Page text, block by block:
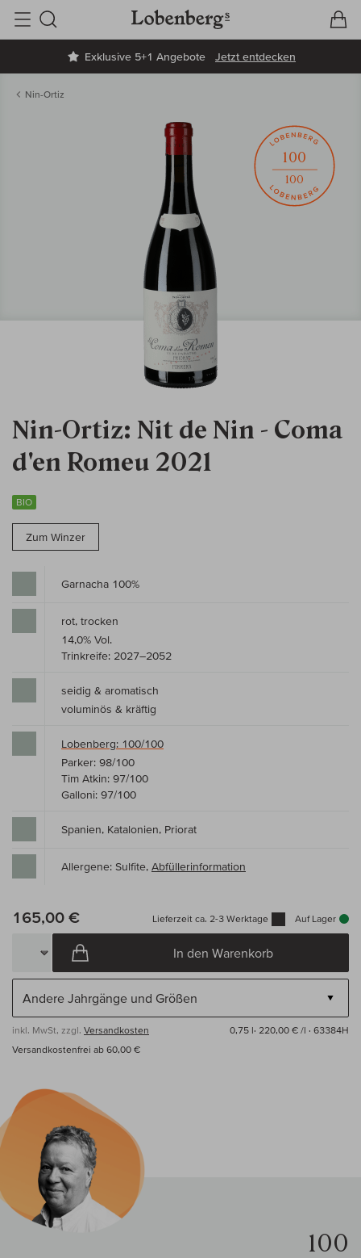
Exklusive 5+1 Angebote Jetzt entdecken
Suche
Nin-Ortiz
Nin-Ortiz: Nit de Nin - Coma
d'en Romeu 2021
BIO
Zum Winzer
100
100
Garnacha 100%
rot, trocken
14,0% Vol.
Trinkreife: 2027–2052
seidig & aromatisch
voluminös & kräftig
Lobenberg: 100/100
Parker: 98/100
Tim Atkin: 97/100
Galloni: 97/100
Spanien, Katalonien, Priorat
Allergene: Sulfite, Abfüllerinformation
165,00 € Lieferzeit ca. 2-3 Werktage Auf Lager
In den Warenkorb
inkl. MwSt, zzgl. Versandkosten 0,75 l· 220,00 € /l · 63384H
Versandkostenfrei ab 60,00 €
100